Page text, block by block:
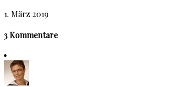
1. März 2019
3 Kommentare